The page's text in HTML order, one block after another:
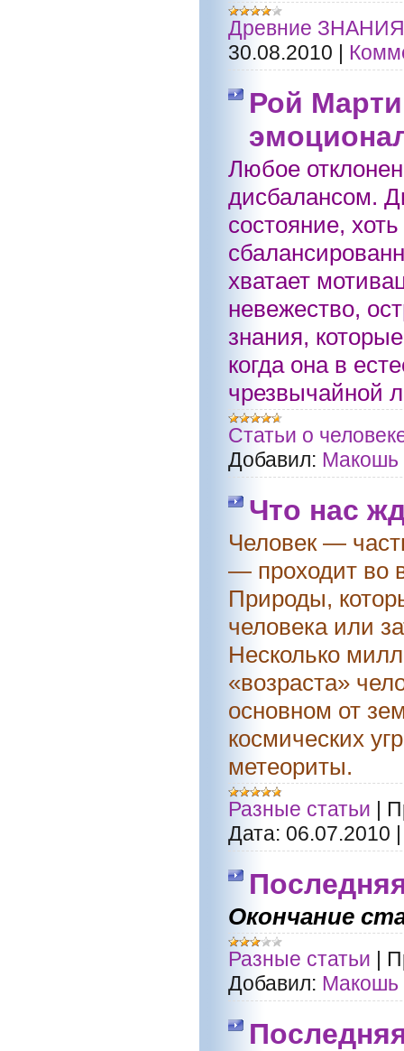
Древние ЗНАНИЯ
30.08.2010 |
Рой
Любое
дисбалансом.
состояние,
хватает
невежество,
знания,
когда она в
чрезвычайной
Статьи о
Добавил: Макошь
Что нас
Человек —
— проходит во
Природы,
человека или
Несколько
«возраста»
основном от
космических
метеориты.
Разные статьи |
Дата: 06.07.2010
Окончание
Разные статьи |
Добавил: Макошь